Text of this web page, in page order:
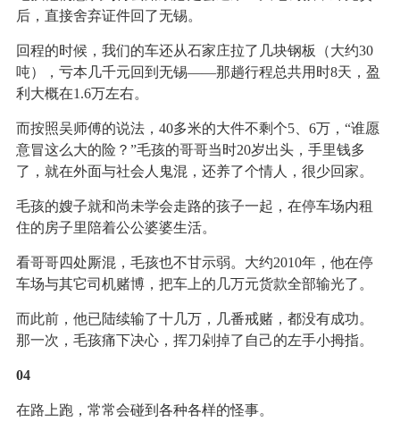
后，直接舍弃证件回了无锡。
回程的时候，我们的车还从石家庄拉了几块钢板（大约30
吨），亏本几千元回到无锡——那趟行程总共用时8天，盈
利大概在1.6万左右。
而按照吴师傅的说法，40多米的大件不剩个5、6万，“谁愿
意冒这么大的险？”毛孩的哥哥当时20岁出头，手里钱多
了，就在外面与社会人鬼混，还养了个情人，很少回家。
毛孩的嫂子就和尚未学会走路的孩子一起，在停车场内租
住的房子里陪着公公婆婆生活。
看哥哥四处厮混，毛孩也不甘示弱。大约2010年，他在停
车场与其它司机赌博，把车上的几万元货款全部输光了。
而此前，他已陆续输了十几万，几番戒赌，都没有成功。
那一次，毛孩痛下决心，挥刀剁掉了自己的左手小拇指。
04
在路上跑，常常会碰到各种各样的怪事。